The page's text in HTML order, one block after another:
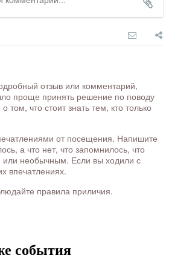
отзыв или комментарий,
проще принять решение по поводу
том, что стоит знать тем, кто только
от посещения. Напишите
а что нет, что запомнилось, что
или необычным. Если вы ходили с
впечатлениях.
правила приличия.
события